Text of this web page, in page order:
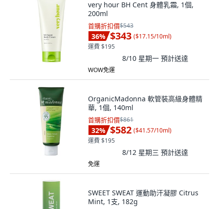
very hour BH Cent 身體乳霜, 1個,
200ml
首購折扣價$543
36% $343 ($17.15/10ml)
運費 $195
8/10 星期一 預計送達
WOW免運
OrganicMadonna 軟管裝高級身體精
華, 1個, 140ml
首購折扣價$861
32% $582 ($41.57/10ml)
運費 $195
8/12 星期三 預計送達
免運
SWEET SWEAT 運動助汗凝膠 Citrus
Mint, 1支, 182g